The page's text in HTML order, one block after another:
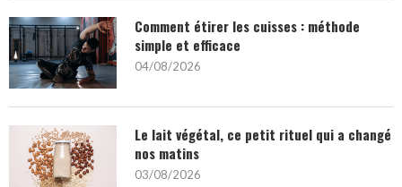
Comment étirer les cuisses : méthode
simple et efficace
04/08/2026
Le lait végétal, ce petit rituel qui a changé
nos matins
03/08/2026